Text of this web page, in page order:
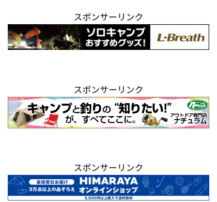
スポンサーリンク
スポンサーリンク
スポンサーリンク